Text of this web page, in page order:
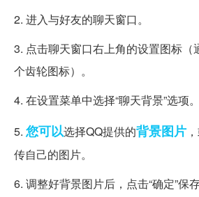
2. 进入与好友的聊天窗口。
3. 点击聊天窗口右上角的设置图标（
个齿轮图标）。
4. 在设置菜单中选择“聊天背景”选项。
5. 您可以选择QQ提供的背景图片
传自己的图片。
6. 调整好背景图片后，点击“确定”保存